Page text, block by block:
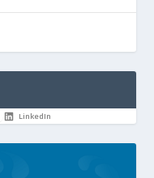
LinkedIn